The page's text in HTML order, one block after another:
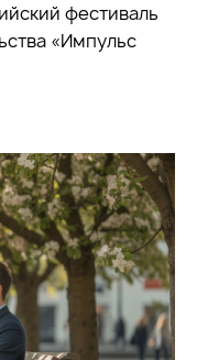
фестиваль
«Импульс